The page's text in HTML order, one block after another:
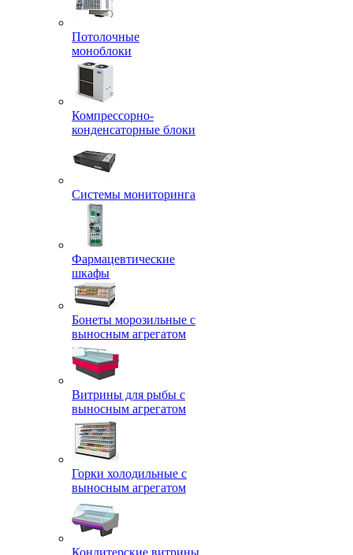
Потолочные
моноблоки
Компрессорно-
конденсаторные блоки
Системы мониторинга
Фармацевтические
шкафы
Бонеты морозильные с
выносным агрегатом
Витрины для рыбы с
выносным агрегатом
Горки холодильные с
выносным агрегатом
Кондитерские витрины